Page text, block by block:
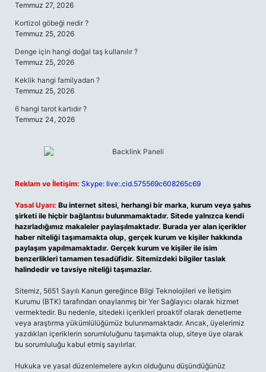
Temmuz 27, 2026
Kortizol göbeği nedir ?
Temmuz 25, 2026
Denge için hangi doğal taş kullanılır ?
Temmuz 25, 2026
Keklik hangi familyadan ?
Temmuz 25, 2026
6 hangi tarot kartıdır ?
Temmuz 24, 2026
Reklam ve İletişim: Skype: live:.cid.575569c608265c69
Yasal Uyarı: Bu internet sitesi, herhangi bir marka, kurum veya şahıs
şirketi ile hiçbir bağlantısı bulunmamaktadır. Sitede yalnızca kendi
hazırladığımız makaleler paylaşılmaktadır. Burada yer alan içerikler
haber niteliği taşımamakta olup, gerçek kurum ve kişiler hakkında
paylaşım yapılmamaktadır. Gerçek kurum ve kişiler ile isim
benzerlikleri tamamen tesadüfidir. Sitemizdeki bilgiler taslak
halindedir ve tavsiye niteliği taşımazlar.
Sitemiz, 5651 Sayılı Kanun gereğince Bilgi Teknolojileri ve İletişim
Kurumu (BTK) tarafından onaylanmış bir Yer Sağlayıcı olarak hizmet
vermektedir. Bu nedenle, sitedeki içerikleri proaktif olarak denetleme
veya araştırma yükümlülüğümüz bulunmamaktadır. Ancak, üyelerimiz
yazdıkları içeriklerin sorumluluğunu taşımakta olup, siteye üye olarak
bu sorumluluğu kabul etmiş sayılırlar.
Hukuka ve yasal düzenlemelere aykırı olduğunu düşündüğünüz